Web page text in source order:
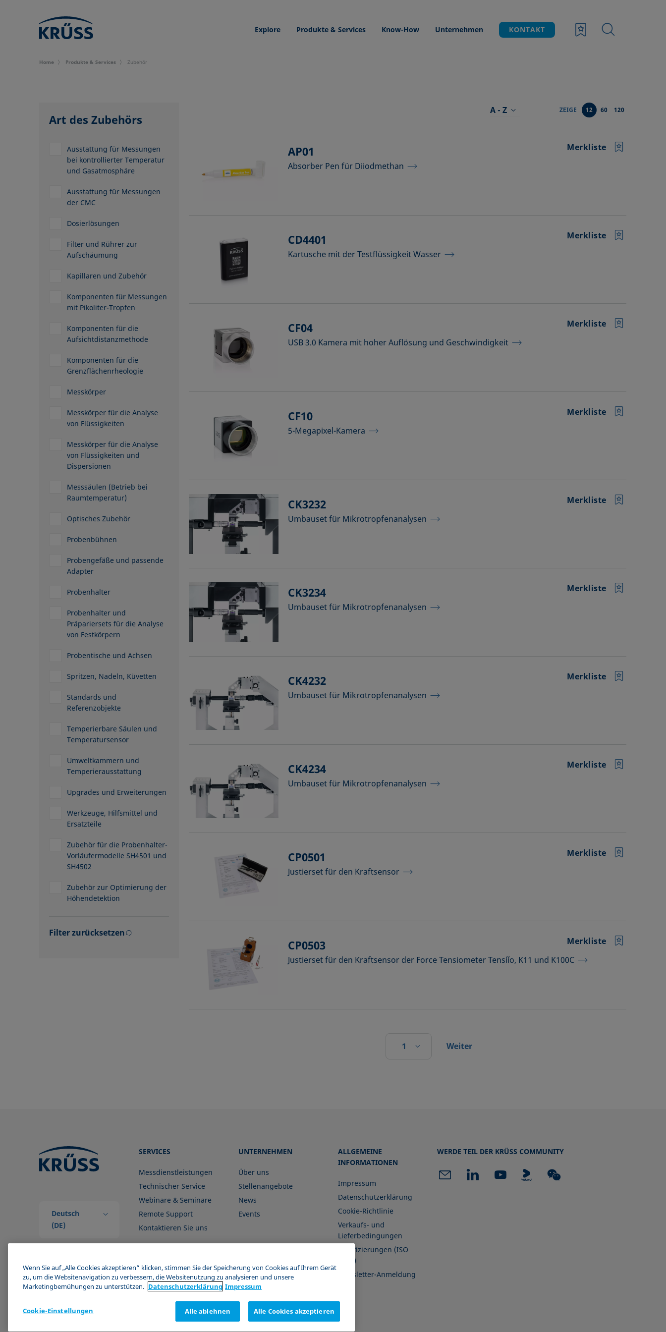
Explore Produkte & Services Know-How Unternehmen KONTAKT
Home Produkte & Services Zubehör
Art des Zubehörs
Ausstattung für Messungen
bei kontrollierter Temperatur
und Gasatmosphäre
Ausstattung für Messungen
der CMC
Dosierlösungen
Filter und Rührer zur
Aufschäumung
Kapillaren und Zubehör
Komponenten für Messungen
mit Pikoliter-Tropfen
Komponenten für die
Aufsichtdistanzmethode
Komponenten für die
Grenzflächenrheologie
Messkörper
Messkörper für die Analyse
von Flüssigkeiten
Messkörper für die Analyse
von Flüssigkeiten und
Dispersionen
Messsäulen (Betrieb bei
Raumtemperatur)
Optisches Zubehör
Probenbühnen
Probengefäße und passende
Adapter
Probenhalter
Probenhalter und
Präpariersets für die Analyse
von Festkörpern
Probentische und Achsen
Spritzen, Nadeln, Küvetten
Standards und
Referenzobjekte
Temperierbare Säulen und
Temperatursensor
Umweltkammern und
Temperierausstattung
Upgrades und Erweiterungen
Werkzeuge, Hilfsmittel und
Ersatzteile
Zubehör für die Probenhalter-
Vorläufermodelle SH4501 und
SH4502
Zubehör zur Optimierung der
Höhendetektion
Filter zurücksetzen
A - Z ZEIGE 12 60 120
AP01
Absorber Pen für Diiodmethan
Merkliste
CD4401
Kartusche mit der Testflüssigkeit Wasser
Merkliste
CF04
USB 3.0 Kamera mit hoher Auflösung und Geschwindigkeit
Merkliste
CF10
5-Megapixel-Kamera
Merkliste
CK3232
Umbauset für Mikrotropfenanalysen
Merkliste
CK3234
Umbauset für Mikrotropfenanalysen
Merkliste
CK4232
Umbauset für Mikrotropfenanalysen
Merkliste
CK4234
Umbauset für Mikrotropfenanalysen
Merkliste
CP0501
Justierset für den Kraftsensor
Merkliste
CP0503
Justierset für den Kraftsensor der Force Tensiometer Tensíío, K11 und K100C
Merkliste
1 Weiter
Deutsch
(DE)
SERVICES
Messdienstleistungen
Technischer Service
Webinare & Seminare
Remote Support
Kontaktieren Sie uns
UNTERNEHMEN
Über uns
Stellenangebote
News
Events
ALLGEMEINE
INFORMATIONEN
Impressum
Datenschutzerklärung
Cookie-Richtlinie
Verkaufs- und
Lieferbedingungen
Zertifizierungen (ISO
9001)
Newsletter-Anmeldung
WERDE TEIL DER KRÜSS COMMUNITY
Wenn Sie auf „Alle Cookies akzeptieren“ klicken, stimmen Sie der Speicherung von Cookies auf Ihrem Gerät
zu, um die Websitenavigation zu verbessern, die Websitenutzung zu analysieren und unsere
Marketingbemühungen zu unterstützen. Datenschutz­erklärung Impressum
Alle ablehnen Alle Cookies akzeptieren
Cookie-Einstellungen